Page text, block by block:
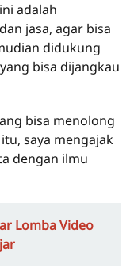
adalah
jasa, agar bisa
didukung
bisa dijangkau
bisa menolong
saya mengajak
dengan ilmu
Lomba Video